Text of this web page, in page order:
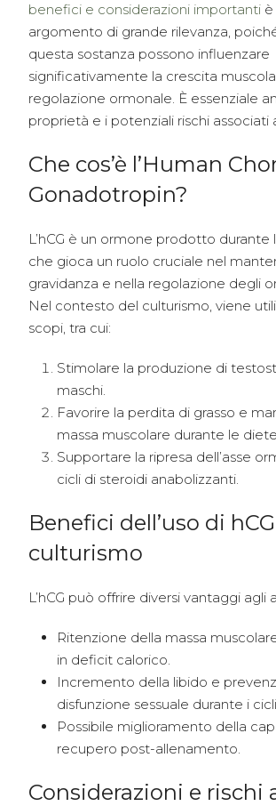
benefici e considerazioni importanti è
argomento di grande rilevanza,
questa sostanza possono influenzare
significativamente la crescita
regolazione ormonale. È essenziale
proprietà e i potenziali rischi associati
Che cos’è l’Human
Gonadotropin?
L’hCG è un ormone prodotto durante
che gioca un ruolo cruciale nel
gravidanza e nella regolazione degli
Nel contesto del culturismo, viene
scopi, tra cui:
Stimolare la produzione di
maschi.
Favorire la perdita di grasso e
massa muscolare durante le
Supportare la ripresa dell’asse
cicli di steroidi anabolizzanti.
Benefici dell’uso di
culturismo
L’hCG può offrire diversi vantaggi agli
Ritenzione della massa
in deficit calorico.
Incremento della libido e
disfunzione sessuale durante i
Possibile miglioramento della
recupero post-allenamento.
Considerazioni e rischi